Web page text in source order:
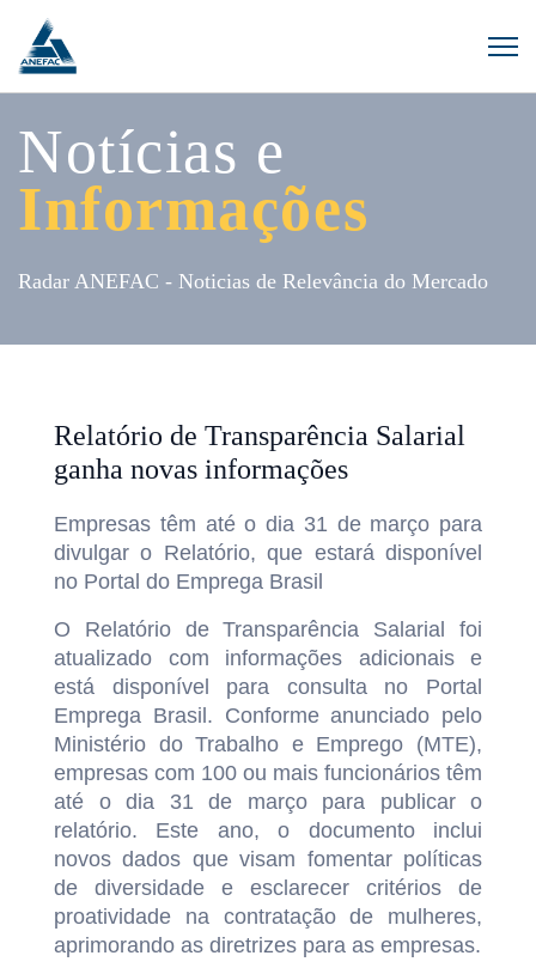
Notícias e
Informações
Radar ANEFAC - Noticias de Relevância do Mercado
Relatório de Transparência Salarial
ganha novas informações
Empresas têm até o dia 31 de março para
divulgar o Relatório, que estará disponível
no Portal do Emprega Brasil
O Relatório de Transparência Salarial foi
atualizado com informações adicionais e
está disponível para consulta no Portal
Emprega Brasil. Conforme anunciado pelo
Ministério do Trabalho e Emprego (MTE),
empresas com 100 ou mais funcionários têm
até o dia 31 de março para publicar o
relatório. Este ano, o documento inclui
novos dados que visam fomentar políticas
de diversidade e esclarecer critérios de
proatividade na contratação de mulheres,
aprimorando as diretrizes para as empresas.